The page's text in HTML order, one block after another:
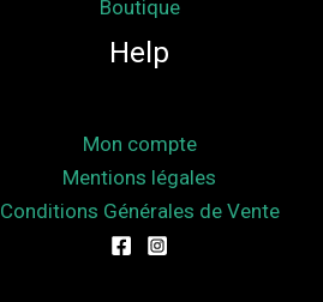
Boutique
Help
Mon compte
Mentions légales
Conditions Générales de Vente